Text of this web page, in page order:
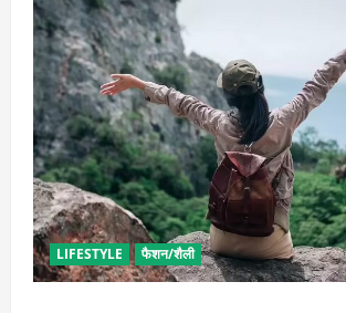
LIFESTYLE फैशन/शैली